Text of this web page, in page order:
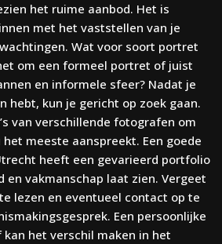
het ruime aanbod. Het is
met het vaststellen van je
Wat voor soort portret
om een formeel portret of juist
en informele sfeer? Nadat je
hebt, kun je gericht op zoek gaan.
van verschillende fotografen om
meeste aanspreekt. Een goede
heeft een gevarieerd portfolio
en vakmanschap laat zien. Vergeet
lezen en eventueel contact op te
Een persoonlijke
het verschil maken in het